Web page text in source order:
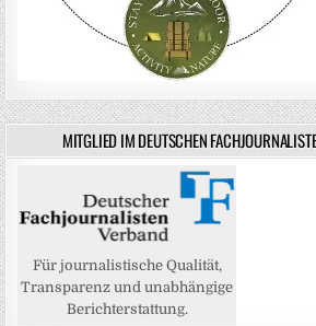
MITGLIED IM DEUTSCHEN
Für journalistische Qualität,
Transparenz und unabhängige
Berichterstattung.